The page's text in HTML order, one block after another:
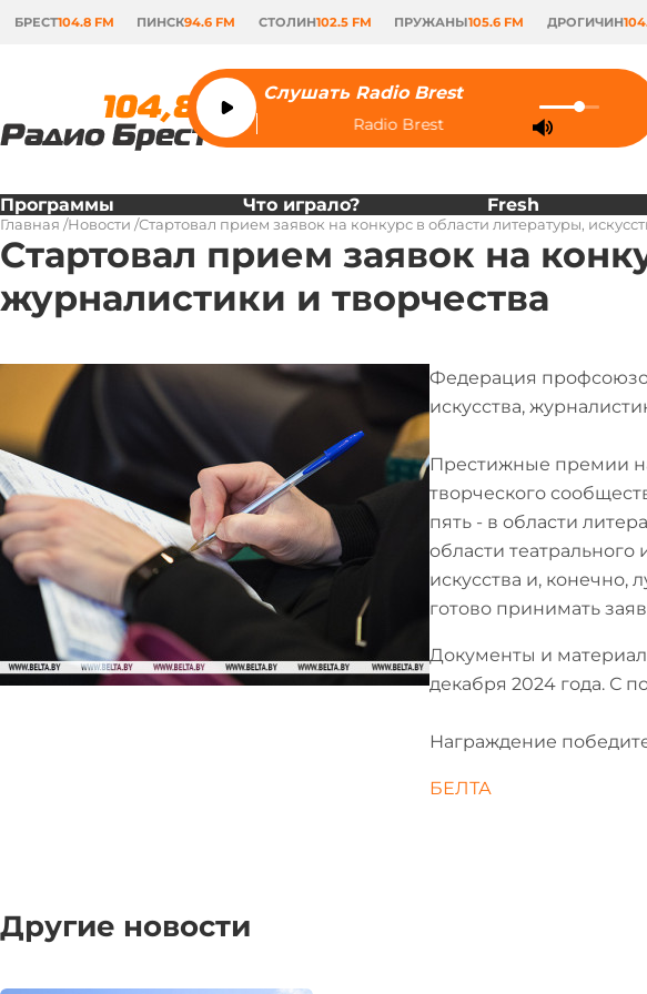
БРЕСТ104.8 FM ПИНСК94.6 FM СТОЛИН102.5 FM ПРУЖАНЫ105.6 FM ДРОГИЧИН
Слушать Radio Brest
Radio Brest
Программы Что играло? Fresh
Главная Новости Стартовал прием заявок на конкурс в области литературы,
Стартовал прием заявок на
журналистики и творчества
Федерация
искусства,
Престижные премии
творческого
пять - в области
области
искусства и,
готово принимать
Документы и
декабря 2024 года. С
Награждение
БЕЛТА
Другие новости